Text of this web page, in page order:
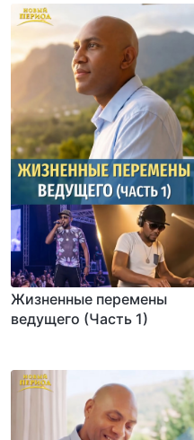
Жизненные перемены
ведущего (Часть 1)